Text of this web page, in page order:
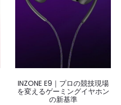
INZONE E9｜プロの競技現場
を変えるゲーミングイヤホン
の新基準